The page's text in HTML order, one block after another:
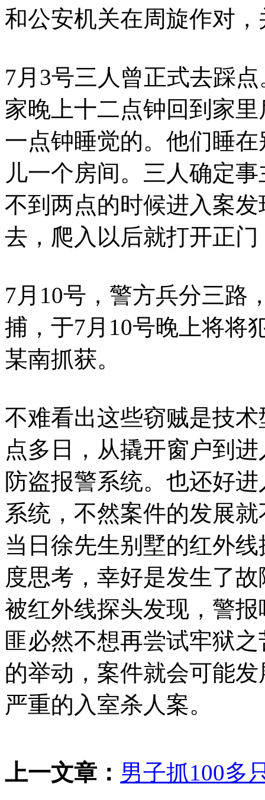
和公安机关在周旋作对
7月3号三人曾正式去踩
家晚上十二点钟回到家
一点钟睡觉的。他们睡
儿一个房间。三人确定
不到两点的时候进入案
去，爬入以后就打开正
7月10号，警方兵分三路
捕，于7月10号晚上将将
某南抓获。
不难看出这些窃贼是技
点多日，从撬开窗户到
防盗报警系统。也还好
系统，不然案件的发展
当日徐先生别墅的红外
度思考，幸好是发生了
被红外线探头发现，警
匪必然不想再尝试牢狱
的举动，案件就会可能
严重的入室杀人案。
上一文章： 男子抓100多